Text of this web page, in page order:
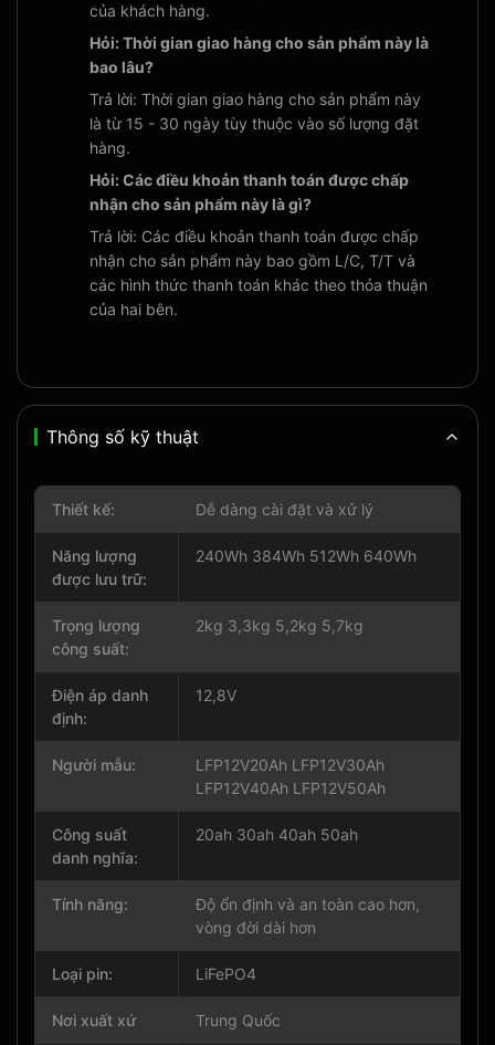
của khách hàng.
Hỏi: Thời gian giao hàng cho sản phẩm này là
bao lâu?
Trả lời: Thời gian giao hàng cho sản phẩm này
là từ 15 - 30 ngày tùy thuộc vào số lượng đặt
hàng.
Hỏi: Các điều khoản thanh toán được chấp
nhận cho sản phẩm này là gì?
Trả lời: Các điều khoản thanh toán được chấp
nhận cho sản phẩm này bao gồm L/C, T/T và
các hình thức thanh toán khác theo thỏa thuận
của hai bên.
Thông số kỹ thuật
Thiết kế: Dễ dàng cài đặt và xử lý
Năng lượng
được lưu trữ:
240Wh 384Wh 512Wh 640Wh
Trọng lượng
công suất:
2kg 3,3kg 5,2kg 5,7kg
Điện áp danh
định:
12,8V
Người mẫu:
LFP12V20Ah LFP12V30Ah
LFP12V40Ah LFP12V50Ah
Công suất
danh nghĩa:
20ah 30ah 40ah 50ah
Tính năng:
Độ ổn định và an toàn cao hơn,
vòng đời dài hơn
Loại pin: LiFePO4
Nơi xuất xứ Trung Quốc